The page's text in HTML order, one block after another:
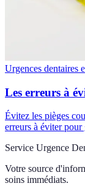
Urgences dentaires
Les erreurs à
Évitez les pièges
erreurs à éviter pour
Service Urgence
Votre source
soins immédiats.